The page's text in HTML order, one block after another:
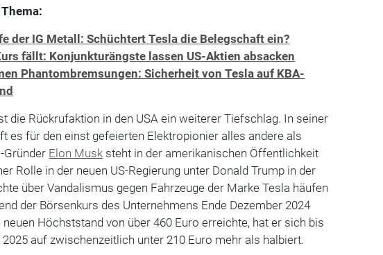
der IG Metall: Schüchtert Tesla die Belegschaft ein?
fällt: Konjunkturängste lassen US-Aktien absacken
Phantombremsungen: Sicherheit von Tesla auf KBA-
die Rückrufaktion in den USA ein weiterer Tiefschlag. In seiner
es für den einst gefeierten Elektropionier alles andere als
Gründer Elon Musk steht in der amerikanischen Öffentlichkeit
Rolle in der neuen US-Regierung unter Donald Trump in der
über Vandalismus gegen Fahrzeuge der Marke Tesla häufen
der Börsenkurs des Unternehmens Ende Dezember 2024
neuen Höchststand von über 460 Euro erreichte, hat er sich bis
auf zwischenzeitlich unter 210 Euro mehr als halbiert.